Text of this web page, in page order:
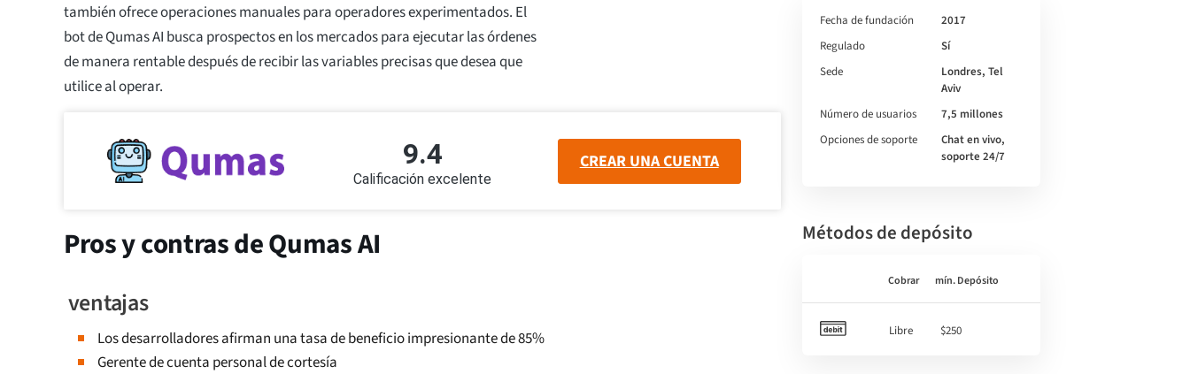
también ofrece operaciones manuales para operadores experimentados. El
bot de Qumas AI busca prospectos en los mercados para ejecutar las órdenes
de manera rentable después de recibir las variables precisas que desea que
utilice al operar.
9.4
Calificación excelente
CREAR UNA CUENTA
Pros y contras de Qumas AI
ventajas
Los desarrolladores afirman una tasa de beneficio impresionante de 85%
Gerente de cuenta personal de cortesía
Fecha de fundación
2017
Regulado
Sí
Sede
Londres, Tel
Aviv
Número de usuarios
7,5 millones
Opciones de soporte
Chat en vivo,
soporte 24/7
Métodos de depósito
Cobrar mín. Depósito
Libre $250